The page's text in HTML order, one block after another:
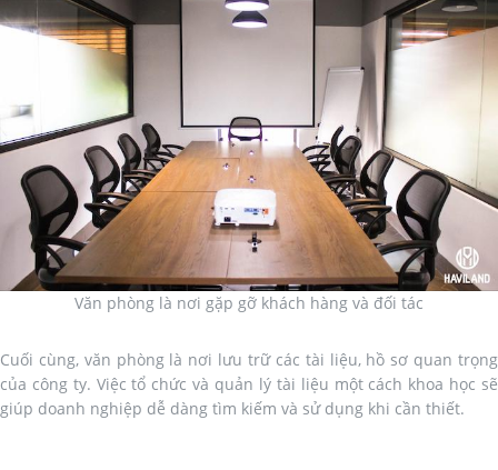
Văn phòng là nơi gặp gỡ khách hàng và đối tác
Cuối cùng, văn phòng là nơi lưu trữ các tài liệu, hồ sơ quan trọng
của công ty. Việc tổ chức và quản lý tài liệu một cách khoa học sẽ
giúp doanh nghiệp dễ dàng tìm kiếm và sử dụng khi cần thiết.